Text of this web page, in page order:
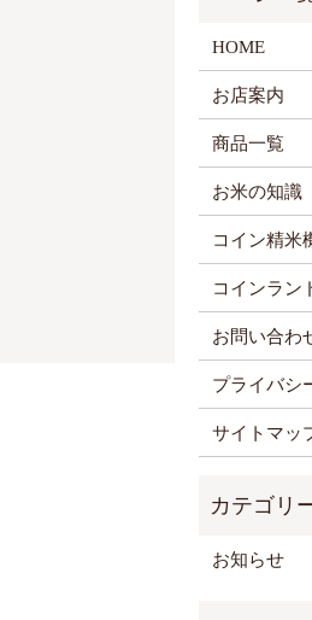
HOME
お店案内
商品一覧
お米の知識
コイン精米
コインラン
お問い合わ
プライバシ
サイトマッ
お知らせ